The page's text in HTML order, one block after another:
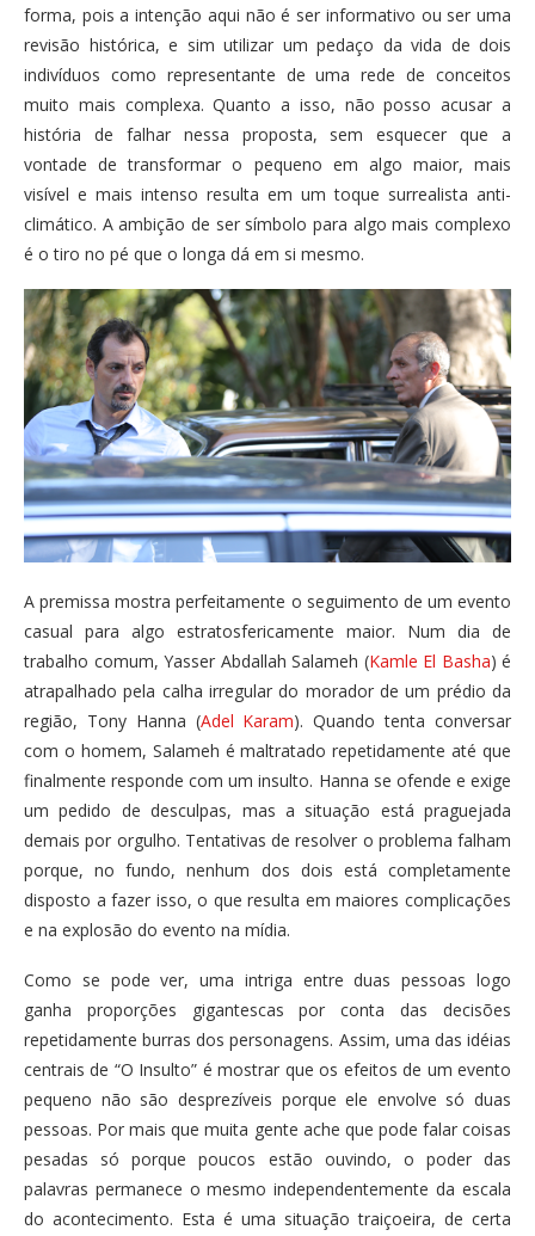
forma, pois a intenção aqui não é ser informativo ou ser uma
revisão histórica, e sim utilizar um pedaço da vida de dois
indivíduos como representante de uma rede de conceitos
muito mais complexa. Quanto a isso, não posso acusar a
história de falhar nessa proposta, sem esquecer que a
vontade de transformar o pequeno em algo maior, mais
visível e mais intenso resulta em um toque surrealista anti-
climático. A ambição de ser símbolo para algo mais complexo
é o tiro no pé que o longa dá em si mesmo.
A premissa mostra perfeitamente o seguimento de um evento
casual para algo estratosfericamente maior. Num dia de
trabalho comum, Yasser Abdallah Salameh (Kamle El Basha) é
atrapalhado pela calha irregular do morador de um prédio da
região, Tony Hanna (Adel Karam). Quando tenta conversar
com o homem, Salameh é maltratado repetidamente até que
finalmente responde com um insulto. Hanna se ofende e exige
um pedido de desculpas, mas a situação está praguejada
demais por orgulho. Tentativas de resolver o problema falham
porque, no fundo, nenhum dos dois está completamente
disposto a fazer isso, o que resulta em maiores complicações
e na explosão do evento na mídia.
Como se pode ver, uma intriga entre duas pessoas logo
ganha proporções gigantescas por conta das decisões
repetidamente burras dos personagens. Assim, uma das idéias
centrais de “O Insulto” é mostrar que os efeitos de um evento
pequeno não são desprezíveis porque ele envolve só duas
pessoas. Por mais que muita gente ache que pode falar coisas
pesadas só porque poucos estão ouvindo, o poder das
palavras permanece o mesmo independentemente da escala
do acontecimento. Esta é uma situação traiçoeira, de certa